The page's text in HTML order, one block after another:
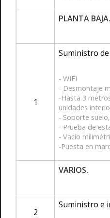
PLANTA BAJA.
1
Suministro de
- WIFI
- Desmontaje
-Hasta 3
unidades
- Soporte
- Prueba de
- Vacío
-Puesta en
VARIOS.
2
Suministro e